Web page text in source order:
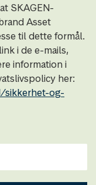
SKAGEN-
Asset
til dette formål.
i de e-mails,
information i
her:
sikkerhet-og-